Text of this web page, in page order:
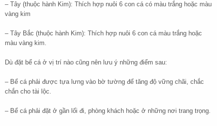
– Tây (thuộc hành Kim): Thích hợp nuôi 6 con cá có màu trắng hoặc màu
vàng kim
– Tây Bắc (thuộc hành Kim): Thích hợp nuôi 6 con cá màu trắng hoặc
màu vàng kim.
Dù đặt bể cá ở vị trí nào cũng nên lưu ý những điểm sau:
– Bể cá phải được tựa lưng vào bờ tường để tăng độ vững chãi, chắc
chắn cho tài lộc.
– Bể cá phải đặt ở gần lối đi, phòng khách hoặc ở những nơi trang trọng.